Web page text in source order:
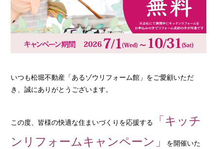
いつも松堀不動産「あるゾウリフォーム館」をご愛顧いただ
き、誠にありがとうございます。
この度、皆様の快適な住まいづくりを応援する
「キッチ
ンリフォームキャンペーン」
を開催いた